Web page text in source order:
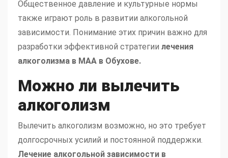
Общественное давление и культурные нормы
также играют роль в развитии алкогольной
зависимости. Понимание этих причин важно для
разработки эффективной стратегии лечения
алкоголизма в МАА в Обухове.
Можно ли вылечить
алкоголизм
Вылечить алкоголизм возможно, но это требует
долгосрочных усилий и постоянной поддержки.
Лечение алкогольной зависимости в